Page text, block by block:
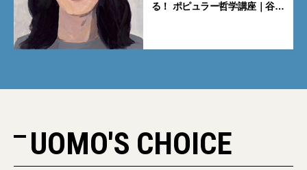
る！ ポピュラー哲学講座｜谷川
UOMO'S CHOICE